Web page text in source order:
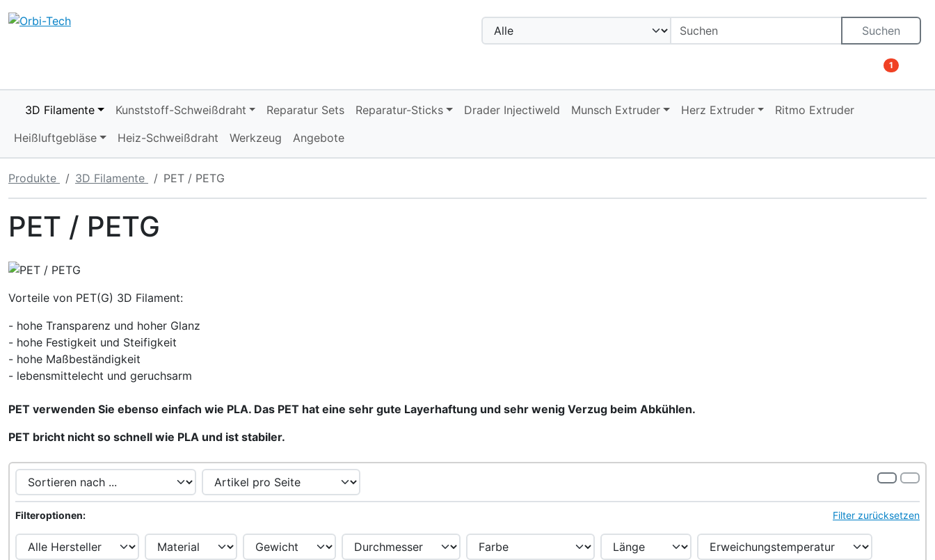
Sprungnavigation
Springe zum Inhalt Springe zum Button für Einstellungen
Springe zu den allgemeinen Informationen
Suchen
1
3D Filamente Kunststoff-Schweißdraht Reparatur Sets Reparatur-Sticks Drader Injectiweld Munsch Extruder Herz Extruder
Ritmo Extruder
Heißluftgebläse
Heiz-Schweißdraht Werkzeug Angebote
Produkte 3D Filamente PET / PETG
PET / PETG
Vorteile von PET(G) 3D Filament:
- hohe Transparenz und hoher Glanz
- hohe Festigkeit und Steifigkeit
- hohe Maßbeständigkeit
- lebensmittelecht und geruchsarm
PET verwenden Sie ebenso einfach wie PLA. Das PET hat eine sehr gute Layerhaftung und sehr wenig Verzug beim Abkühlen.
PET bricht nicht so schnell wie PLA und ist stabiler.
Hier können Sie die nachfolgenden Artikel umsortieren und zwischen einer Box- oder Listenansicht wählen.
Hier können Sie die nachfolgenden Artikel nach ihren Eigenschaften filtern.
Filteroptionen: Filter zurücksetzen